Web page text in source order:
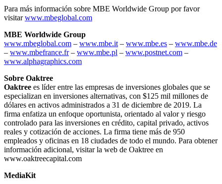
Para más información sobre MBE Worldwide Group por favor
visitarwww.mbeglobal.com
MBE Worldwide Group
www.mbeglobal.com – www.mbe.it – www.mbe.es – www.mbe.de
– www.mbefrance.fr– www.mbe.pl – www.postnet.com –
www.alphagraphics.com
Sobre Oaktree
Oaktree es líder entre las empresas de inversiones globales que se
especializan en inversiones alternativas, con $125 mil millones de
dólares en activos administrados a 31 de diciembre de 2019. La
firma enfatiza un enfoque oportunista, orientado al valor y riesgo
controlado para las inversiones en crédito, capital privado, activos
reales y cotización de acciones. La firma tiene más de 950
empleados y oficinas en 18 ciudades de todo el mundo. Para obtener
información adicional, visitar la web de Oaktree en
www.oaktreecapital.com
MediaKit